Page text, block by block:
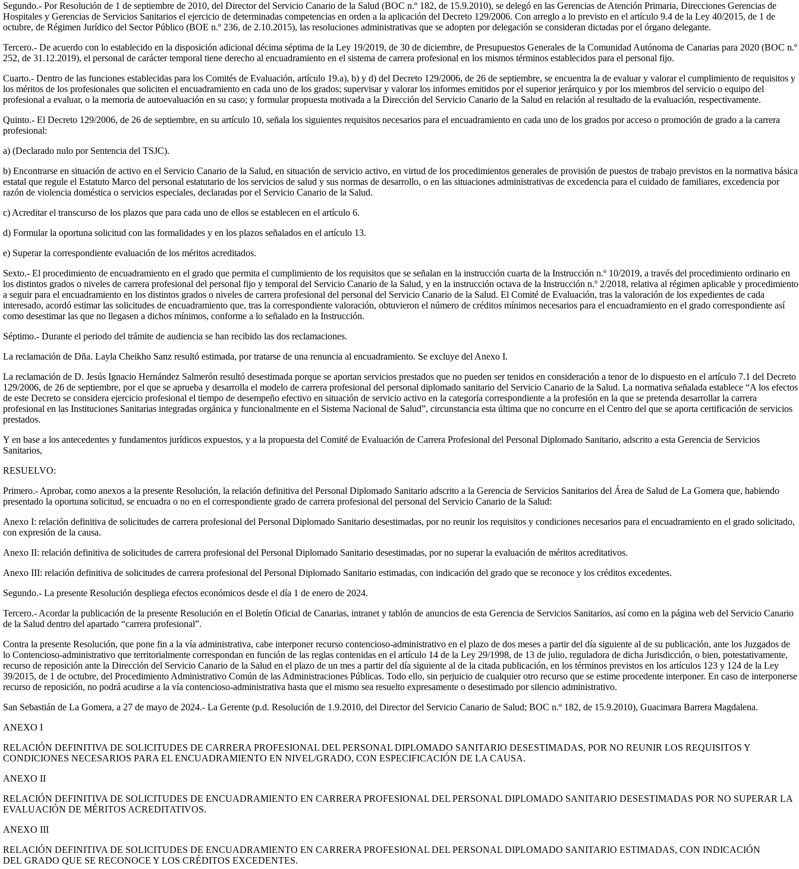
Segundo.- Por Resolución de 1 de septiembre de 2010, del Director del Servicio Canario de la Salud (BOC n.º 182, de 15.9.2010), se delegó en las Gerencias de Atención Primaria, Direcciones Gerencias de
Hospitales y Gerencias de Servicios Sanitarios el ejercicio de determinadas competencias en orden a la aplicación del Decreto 129/2006. Con arreglo a lo previsto en el artículo 9.4 de la Ley 40/2015, de 1 de
octubre, de Régimen Jurídico del Sector Público (BOE n.º 236, de 2.10.2015), las resoluciones administrativas que se adopten por delegación se consideran dictadas por el órgano delegante.
Tercero.- De acuerdo con lo establecido en la disposición adicional décima séptima de la Ley 19/2019, de 30 de diciembre, de Presupuestos Generales de la Comunidad Autónoma de Canarias para 2020 (BOC n.º
252, de 31.12.2019), el personal de carácter temporal tiene derecho al encuadramiento en el sistema de carrera profesional en los mismos términos establecidos para el personal fijo.
Cuarto.- Dentro de las funciones establecidas para los Comités de Evaluación, artículo 19.a), b) y d) del Decreto 129/2006, de 26 de septiembre, se encuentra la de evaluar y valorar el cumplimiento de requisitos y
los méritos de los profesionales que soliciten el encuadramiento en cada uno de los grados; supervisar y valorar los informes emitidos por el superior jerárquico y por los miembros del servicio o equipo del
profesional a evaluar, o la memoria de autoevaluación en su caso; y formular propuesta motivada a la Dirección del Servicio Canario de la Salud en relación al resultado de la evaluación, respectivamente.
Quinto.- El Decreto 129/2006, de 26 de septiembre, en su artículo 10, señala los siguientes requisitos necesarios para el encuadramiento en cada uno de los grados por acceso o promoción de grado a la carrera
profesional:
a) (Declarado nulo por Sentencia del TSJC).
b) Encontrarse en situación de activo en el Servicio Canario de la Salud, en situación de servicio activo, en virtud de los procedimientos generales de provisión de puestos de trabajo previstos en la normativa básica
estatal que regule el Estatuto Marco del personal estatutario de los servicios de salud y sus normas de desarrollo, o en las situaciones administrativas de excedencia para el cuidado de familiares, excedencia por
razón de violencia doméstica o servicios especiales, declaradas por el Servicio Canario de la Salud.
c) Acreditar el transcurso de los plazos que para cada uno de ellos se establecen en el artículo 6.
d) Formular la oportuna solicitud con las formalidades y en los plazos señalados en el artículo 13.
e) Superar la correspondiente evaluación de los méritos acreditados.
Sexto.- El procedimiento de encuadramiento en el grado que permita el cumplimiento de los requisitos que se señalan en la instrucción cuarta de la Instrucción n.º 10/2019, a través del procedimiento ordinario en
los distintos grados o niveles de carrera profesional del personal fijo y temporal del Servicio Canario de la Salud, y en la instrucción octava de la Instrucción n.º 2/2018, relativa al régimen aplicable y procedimiento
a seguir para el encuadramiento en los distintos grados o niveles de carrera profesional del personal del Servicio Canario de la Salud. El Comité de Evaluación, tras la valoración de los expedientes de cada
interesado, acordó estimar las solicitudes de encuadramiento que, tras la correspondiente valoración, obtuvieron el número de créditos mínimos necesarios para el encuadramiento en el grado correspondiente así
como desestimar las que no llegasen a dichos mínimos, conforme a lo señalado en la Instrucción.
Séptimo.- Durante el periodo del trámite de audiencia se han recibido las dos reclamaciones.
La reclamación de Dña. Layla Cheikho Sanz resultó estimada, por tratarse de una renuncia al encuadramiento. Se excluye del Anexo I.
La reclamación de D. Jesús Ignacio Hernández Salmerón resultó desestimada porque se aportan servicios prestados que no pueden ser tenidos en consideración a tenor de lo dispuesto en el artículo 7.1 del Decreto
129/2006, de 26 de septiembre, por el que se aprueba y desarrolla el modelo de carrera profesional del personal diplomado sanitario del Servicio Canario de la Salud. La normativa señalada establece “A los efectos
de este Decreto se considera ejercicio profesional el tiempo de desempeño efectivo en situación de servicio activo en la categoría correspondiente a la profesión en la que se pretenda desarrollar la carrera
profesional en las Instituciones Sanitarias integradas orgánica y funcionalmente en el Sistema Nacional de Salud”, circunstancia esta última que no concurre en el Centro del que se aporta certificación de servicios
prestados.
Y en base a los antecedentes y fundamentos jurídicos expuestos, y a la propuesta del Comité de Evaluación de Carrera Profesional del Personal Diplomado Sanitario, adscrito a esta Gerencia de Servicios
Sanitarios,
RESUELVO:
Primero.- Aprobar, como anexos a la presente Resolución, la relación definitiva del Personal Diplomado Sanitario adscrito a la Gerencia de Servicios Sanitarios del Área de Salud de La Gomera que, habiendo
presentado la oportuna solicitud, se encuadra o no en el correspondiente grado de carrera profesional del personal del Servicio Canario de la Salud:
Anexo I: relación definitiva de solicitudes de carrera profesional del Personal Diplomado Sanitario desestimadas, por no reunir los requisitos y condiciones necesarios para el encuadramiento en el grado solicitado,
con expresión de la causa.
Anexo II: relación definitiva de solicitudes de carrera profesional del Personal Diplomado Sanitario desestimadas, por no superar la evaluación de méritos acreditativos.
Anexo III: relación definitiva de solicitudes de carrera profesional del Personal Diplomado Sanitario estimadas, con indicación del grado que se reconoce y los créditos excedentes.
Segundo.- La presente Resolución despliega efectos económicos desde el día 1 de enero de 2024.
Tercero.- Acordar la publicación de la presente Resolución en el Boletín Oficial de Canarias, intranet y tablón de anuncios de esta Gerencia de Servicios Sanitarios, así como en la página web del Servicio Canario
de la Salud dentro del apartado “carrera profesional”.
Contra la presente Resolución, que pone fin a la vía administrativa, cabe interponer recurso contencioso-administrativo en el plazo de dos meses a partir del día siguiente al de su publicación, ante los Juzgados de
lo Contencioso-administrativo que territorialmente correspondan en función de las reglas contenidas en el artículo 14 de la Ley 29/1998, de 13 de julio, reguladora de dicha Jurisdicción, o bien, potestativamente,
recurso de reposición ante la Dirección del Servicio Canario de la Salud en el plazo de un mes a partir del día siguiente al de la citada publicación, en los términos previstos en los artículos 123 y 124 de la Ley
39/2015, de 1 de octubre, del Procedimiento Administrativo Común de las Administraciones Públicas. Todo ello, sin perjuicio de cualquier otro recurso que se estime procedente interponer. En caso de interponerse
recurso de reposición, no podrá acudirse a la vía contencioso-administrativa hasta que el mismo sea resuelto expresamente o desestimado por silencio administrativo.
San Sebastián de La Gomera, a 27 de mayo de 2024.- La Gerente (p.d. Resolución de 1.9.2010, del Director del Servicio Canario de Salud; BOC n.º 182, de 15.9.2010), Guacimara Barrera Magdalena.
ANEXO I
RELACIÓN DEFINITIVA DE SOLICITUDES DE CARRERA PROFESIONAL DEL PERSONAL DIPLOMADO SANITARIO DESESTIMADAS, POR NO REUNIR LOS REQUISITOS Y
CONDICIONES NECESARIOS PARA EL ENCUADRAMIENTO EN NIVEL/GRADO, CON ESPECIFICACIÓN DE LA CAUSA.
ANEXO II
RELACIÓN DEFINITIVA DE SOLICITUDES DE ENCUADRAMIENTO EN CARRERA PROFESIONAL DEL PERSONAL DIPLOMADO SANITARIO DESESTIMADAS POR NO SUPERAR LA
EVALUACIÓN DE MÉRITOS ACREDITATIVOS.
ANEXO III
RELACIÓN DEFINITIVA DE SOLICITUDES DE ENCUADRAMIENTO EN CARRERA PROFESIONAL DEL PERSONAL DIPLOMADO SANITARIO ESTIMADAS, CON INDICACIÓN
DEL GRADO QUE SE RECONOCE Y LOS CRÉDITOS EXCEDENTES.